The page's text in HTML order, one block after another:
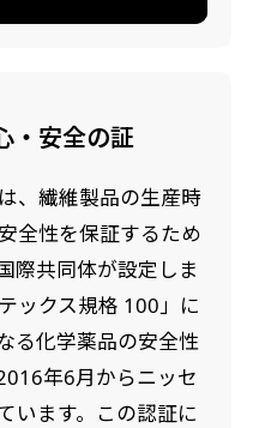
・安全の証
、繊維製品の生産時
全性を保証するため
際共同体が設定しま
ックス規格 100」に
る化学薬品の安全性
年6月からニッセ
います。この認証に